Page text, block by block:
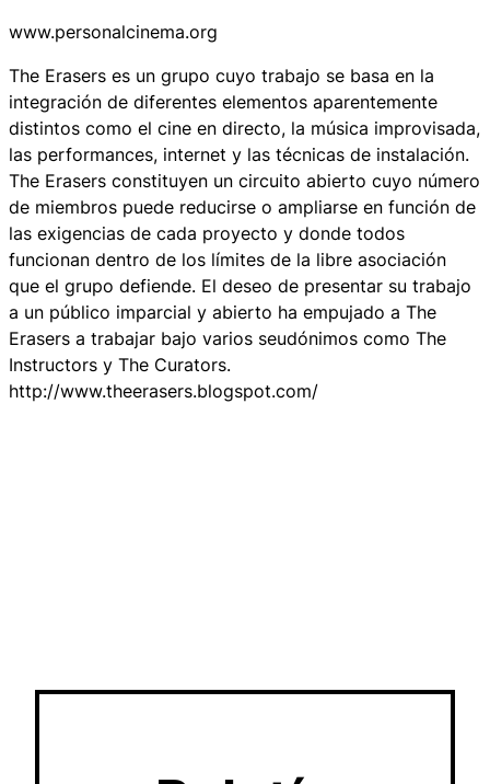
www.personalcinema.org
The Erasers es un grupo cuyo trabajo se basa en la
integración de diferentes elementos aparentemente
distintos como el cine en directo, la música improvisada,
las performances, internet y las técnicas de instalación.
The Erasers constituyen un circuito abierto cuyo número
de miembros puede reducirse o ampliarse en función de
las exigencias de cada proyecto y donde todos
funcionan dentro de los límites de la libre asociación
que el grupo defiende. El deseo de presentar su trabajo
a un público imparcial y abierto ha empujado a The
Erasers a trabajar bajo varios seudónimos como The
Instructors y The Curators.
http://www.theerasers.blogspot.com/